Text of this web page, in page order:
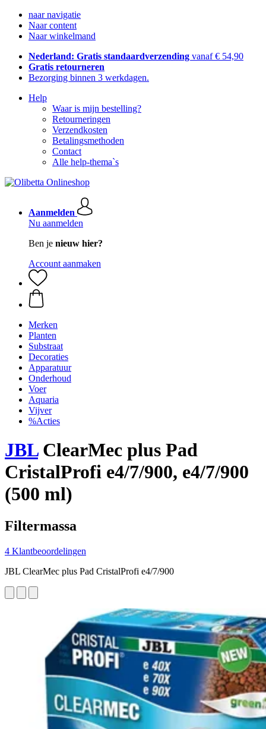
naar navigatie
Naar content
Naar winkelmand
Nederland: Gratis standaardverzending vanaf € 54,90
Gratis retourneren
Bezorging binnen 3 werkdagen.
Help
Waar is mijn bestelling?
Retourneringen
Verzendkosten
Betalingsmethoden
Contact
Alle help-thema`s
Aanmelden
Nu aanmelden
Ben je nieuw hier?
Account aanmaken
Merken
Planten
Substraat
Decoraties
Apparatuur
Onderhoud
Voer
Aquaria
Vijver
%Acties
JBLClearMec plus Pad
CristalProfi e4/7/900, e4/7/900
(500 ml)
Filtermassa
4 Klantbeoordelingen
JBL ClearMec plus Pad CristalProfi e4/7/900